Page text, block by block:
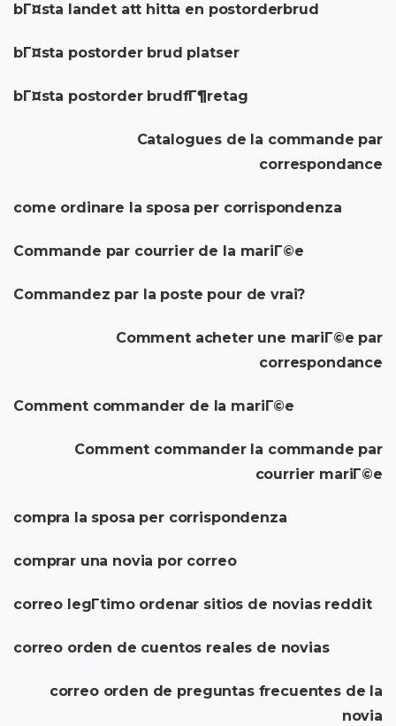
bГ¤sta landet att hitta en postorderbrud
bГ¤sta postorder brud platser
bГ¤sta postorder brudfГ¶retag
Catalogues de la commande par
correspondance
come ordinare la sposa per corrispondenza
Commande par courrier de la mariГ©e
Commandez par la poste pour de vrai?
Comment acheter une mariГ©e par
correspondance
Comment commander de la mariГ©e
Comment commander la commande par
courrier mariГ©e
compra la sposa per corrispondenza
comprar una novia por correo
correo legГ­timo ordenar sitios de novias reddit
correo orden de cuentos reales de novias
correo orden de preguntas frecuentes de la
novia